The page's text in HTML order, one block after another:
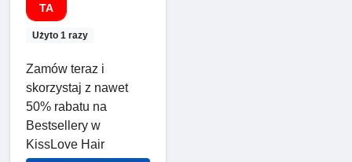
TA
Użyto 1 razy
Zamów teraz i
skorzystaj z nawet
50% rabatu na
Bestsellery w
KissLove Hair